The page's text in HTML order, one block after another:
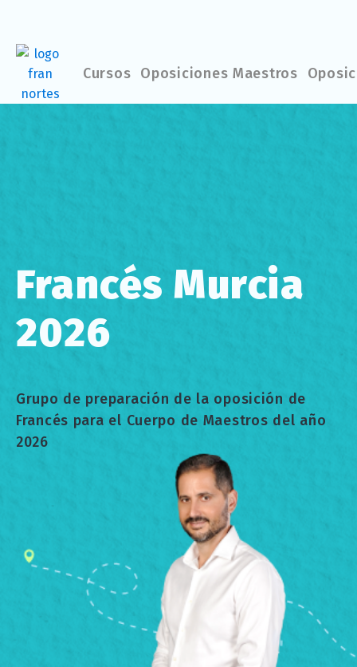
Cursos Oposiciones Maestros
Francés Murcia
2026
Grupo de preparación de la oposición de
Francés para el Cuerpo de Maestros del año
2026